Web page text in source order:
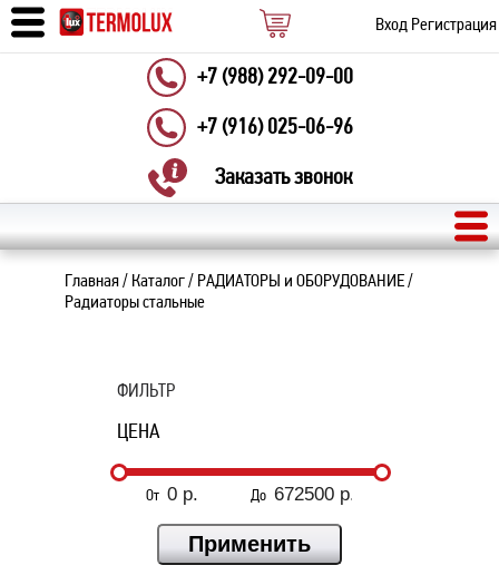
Вход Регистрация
+7 (988) 292-09-00
+7 (916) 025-06-96
Заказать звонок
Главная/ Каталог/ РАДИАТОРЫ и ОБОРУДОВАНИЕ/
Радиаторы стальные
ФИЛЬТР
ЦЕНА
От До